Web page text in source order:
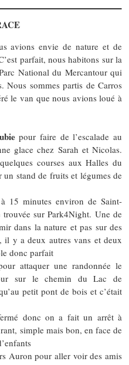
avions envie de nature et de
parfait, nous habitons sur la
National du Mercantour qui
Nous sommes partis de Carros
le van que nous avions loué à
pour faire de l’escalade au
glace chez Sarah et Nicolas.
courses aux Halles du
stand de fruits et légumes de
15 minutes environ de Saint-
sur Park4Night. Une de
dans la nature et pas sur des
il y a deux autres vans et deux
donc parfait
attaquer une randonnée le
sur le chemin du Lac de
petit pont de bois et c’était
donc on a fait un arrêt à
simple mais bon, en face de
Auron pour aller voir des amis